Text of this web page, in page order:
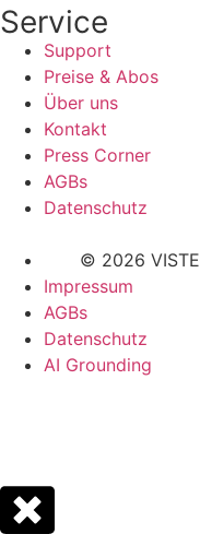
Service
Support
Preise & Abos
Über uns
Kontakt
Press Corner
AGBs
Datenschutz
© 2026
Impressum
AGBs
Datenschutz
AI Grounding